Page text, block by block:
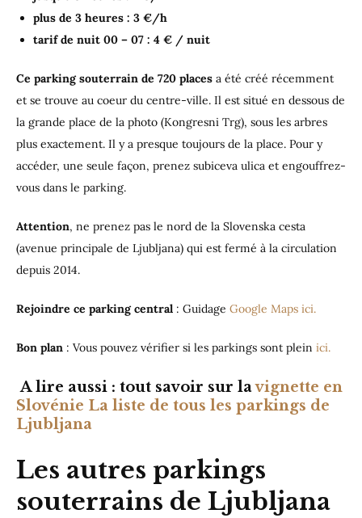
plus de 3 heures : 3 €/h
tarif de nuit 00 – 07 : 4 € / nuit
Ce parking souterrain de 720 places a été créé récemment
et se trouve au coeur du centre-ville. Il est situé en dessous de
la grande place de la photo (Kongresni Trg), sous les arbres
plus exactement. Il y a presque toujours de la place. Pour y
accéder, une seule façon, prenez subiceva ulica et engouffrez-
vous dans le parking.
Attention, ne prenez pas le nord de la Slovenska cesta
(avenue principale de Ljubljana) qui est fermé à la circulation
depuis 2014.
Rejoindre ce parking central : Guidage Google Maps ici.
Bon plan : Vous pouvez vérifier si les parkings sont plein ici.
A lire aussi : tout savoir sur lavignette en
Slovénie La liste de tous les parkings de
Ljubljana
Les autres parkings
souterrains de Ljubljana